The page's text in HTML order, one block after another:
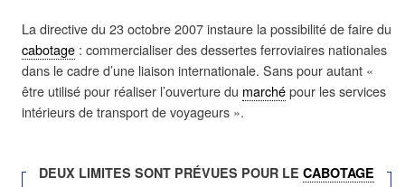
La directive du 23 octobre 2007 instaure la possibilité de faire du
cabotage : commercialiser des dessertes ferroviaires nationales
dans le cadre d’une liaison internationale. Sans pour autant «
être utilisé pour réaliser l’ouverture du marchépour les services
intérieurs de transport de voyageurs ».
DEUX LIMITES SONT PRÉVUES POUR LE CABOTAGE